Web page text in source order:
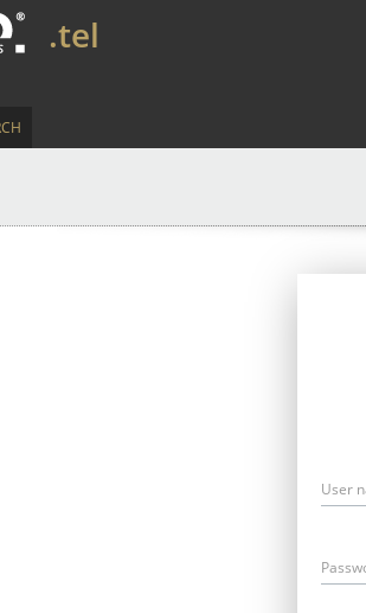
.tel
User